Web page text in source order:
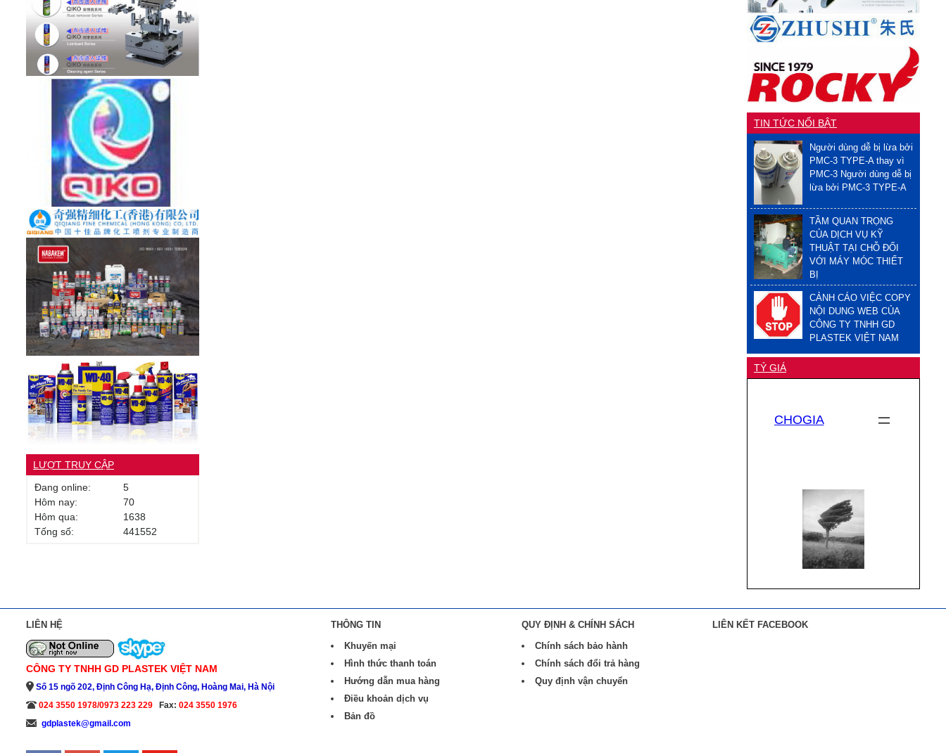
LƯỢT TRUY CẬP
Đang online:
5
Hôm nay:
70
Hôm qua:
1638
Tống số:
441552
TIN TỨC NỔI BẬT
Người dùng dễ bị lừa bởi
PMC-3 TYPE-A thay vì
PMC-3 Người dùng dễ bị
lừa bởi PMC-3 TYPE-A
TẦM QUAN TRỌNG
CỦA DỊCH VỤ KỸ
THUẬT TẠI CHỖ ĐỐI
VỚI MÁY MÓC THIẾT
BỊ
CẢNH CÁO VIỆC COPY
NỘI DUNG WEB CỦA
CÔNG TY TNHH GD
PLASTEK VIỆT NAM
TỶ GIÁ
LIÊN HỆ
CÔNG TY TNHH GD PLASTEK VIỆT NAM
Số 15 ngõ 202, Định Công Hạ, Định Công, Hoàng Mai, Hà Nội
024 3550 1978/0973 223 229
Fax: 024 3550 1976
gdplastek@gmail.com
THÔNG TIN
Khuyến mại
Hình thức thanh toán
Hướng dẫn mua hàng
Điều khoản dịch vụ
Bản đồ
QUY ĐỊNH & CHÍNH SÁCH
Chính sách bảo hành
Chính sách đổi trả hàng
Quy định vận chuyển
LIÊN KẾT FACEBOOK